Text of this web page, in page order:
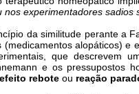
experimentadores
da similitude perante a
alopáticos)
que descrevem
e os pressupostos
efeito rebote ou reação